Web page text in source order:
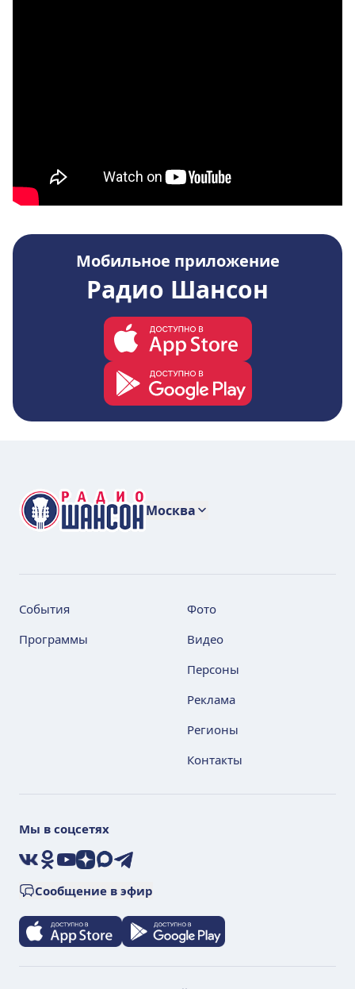
Мобильное приложение
Радио Шансон
Москва
События
Программы
Фото
Видео
Персоны
Реклама
Регионы
Контакты
Мы в соцсетях
VKOkYouTube
ДзенMaxTelegram
Сообщение в эфир